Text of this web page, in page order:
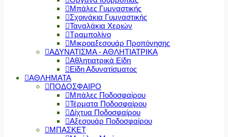
Μπάλες Γυμναστικής
Σχοινάκια Γυμναστικής
Ταναλάκια Χεριών
Τραμπολίνο
Μικροαξεσουάρ Προπόνησης
ΑΔΥΝΑΤΙΣΜΑ - ΑΘΛΗΤΙΑΤΡΙΚΑ
Αθλητιατρικά Είδη
Είδη Αδυνατίσματος
ΑΘΛΗΜΑΤΑ
ΠΟΔΟΣΦΑΙΡΟ
Μπάλες Ποδοσφαίρου
Τέρματα Ποδοσφαίρου
Δίχτυα Ποδοσφαίρου
Αξεσουάρ Ποδοσφαίρου
ΜΠΑΣΚΕΤ